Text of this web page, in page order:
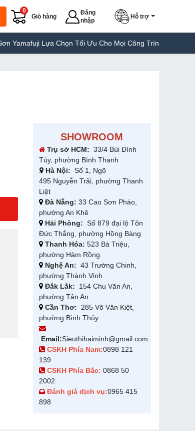
Giỏ hàng
0
Đăng
nhập
Hỗ trợ
Lựa Chọn Tối Ưu Cho Mọi Công Trình Máy Hàn Túi
SHOWROOM
Trụ sở HCM: 33/4 Bùi Đình
Túy, phường Bình Thạnh
Hà Nội: Số 1, Ngõ
495 Nguyễn Trãi, phường Thanh
Liệt
Đà Nẵng: 33 Cao Sơn Pháo,
phường An Khê
Hải Phòng: Số 879 đại lộ Tôn
Đức Thắng, phường Hồng Bàng
Thanh Hóa: 523 Bà Triệu,
phường Hàm Rồng
Nghệ An: 43 Trường Chinh,
phường Thành Vinh
Đắk Lắk: 154 Chu Văn An,
phường Tân An
Cần Thơ: 285 Võ Văn Kiệt,
phường Bình Thủy
Email:Sieuthihaiminh@gmail.com
CSKH Phía Nam:0898 121
139
CSKH Phía Bắc: 0868 50
2002
Đánh giá dịch vụ:0965 415
898